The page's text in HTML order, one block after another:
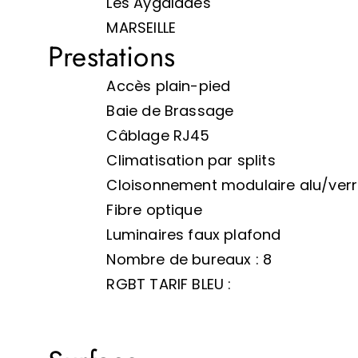
MARSEILLE
Prestations
Accès plain-pied
Baie de Brassage
Câblage RJ45
Climatisation par splits
Cloisonnement modulaire alu/
Fibre optique
Luminaires faux plafond
Nombre de bureaux : 8
RGBT TARIF BLEU :